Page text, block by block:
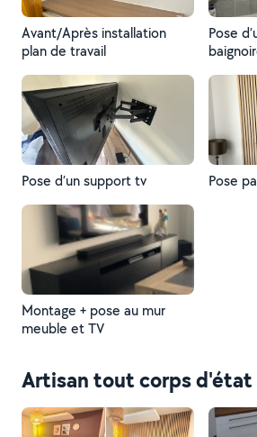
Avant/Après installation
plan de travail
Pose
Pose d’un support tv Pose
Montage + pose au mur
meuble et TV
Artisan tout corps d'état